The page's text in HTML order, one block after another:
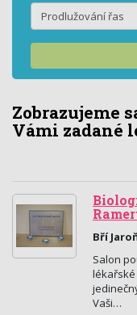
Zobrazujeme
Vámi zadané
Bří
Salon
lékařské
Vaši…